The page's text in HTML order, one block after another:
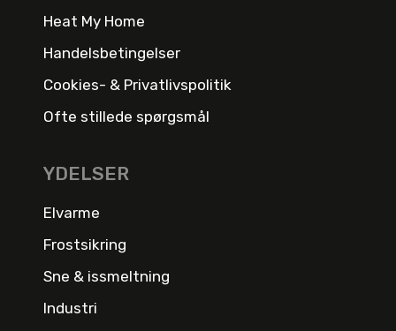
Heat My Home
Handelsbetingelser
Cookies- & Privatlivspolitik
Ofte stillede spørgsmål
YDELSER
Elvarme
Frostsikring
Sne & issmeltning
Industri